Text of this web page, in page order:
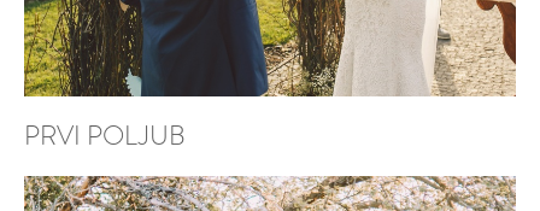
PRVI POLJUB